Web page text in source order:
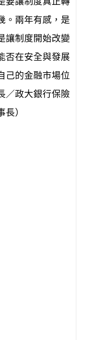
。兩年有感，是
讓制度開始改變
否在安全與發展
己的金融市場位
／政大銀行保險
）